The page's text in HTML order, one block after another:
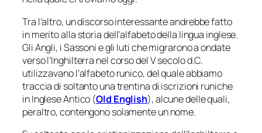
Tra l’altro, un discorso interessante andrebbe fatto
in merito alla storia dell’alfabeto della lingua inglese.
Gli Angli, i Sassoni e gli Iuti che migrarono a ondate
verso l’Inghilterra nel corso del V secolo d.C.
utilizzavano l’alfabeto runico, del quale abbiamo
traccia di soltanto una trentina di iscrizioni runiche
in Inglese Antico (Old English), alcune delle quali,
peraltro, contengono solamente un nome.